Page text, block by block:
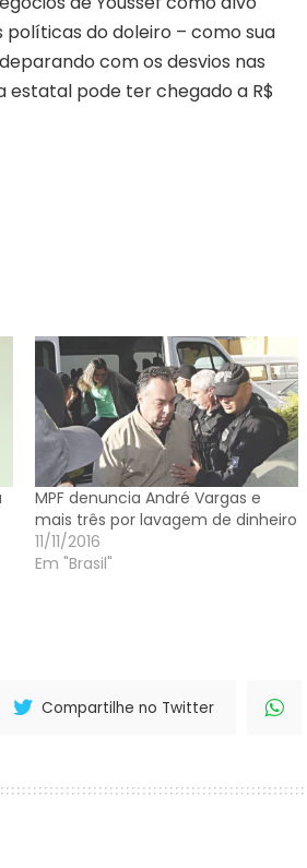
do doleiro – como sua
com os desvios nas
pode ter chegado a R$
MPF denuncia André Vargas e
mais três por lavagem de dinheiro
11/11/2016
Em "Brasil"
Compartilhe no Twitter